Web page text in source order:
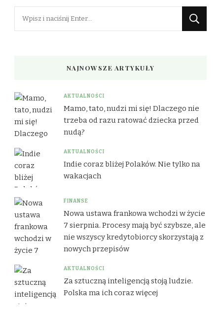
NAJNOWSZE ARTYKUŁY
AKTUALNOŚCI
Mamo, tato, nudzi mi się! Dlaczego nie
trzeba od razu ratować dziecka przed
nudą?
AKTUALNOŚCI
Indie coraz bliżej Polaków. Nie tylko na
wakacjach
FINANSE
Nowa ustawa frankowa wchodzi w życie
7 sierpnia. Procesy mają być szybsze, ale
nie wszyscy kredytobiorcy skorzystają z
nowych przepisów
AKTUALNOŚCI
Za sztuczną inteligencją stoją ludzie.
Polska ma ich coraz więcej